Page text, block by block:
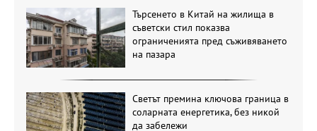
Търсенето в Китай на жилища в
съветски стил показва
ограниченията пред съживяването
на пазара
Светът премина ключова граница в
соларната енергетика, без никой
да забележи